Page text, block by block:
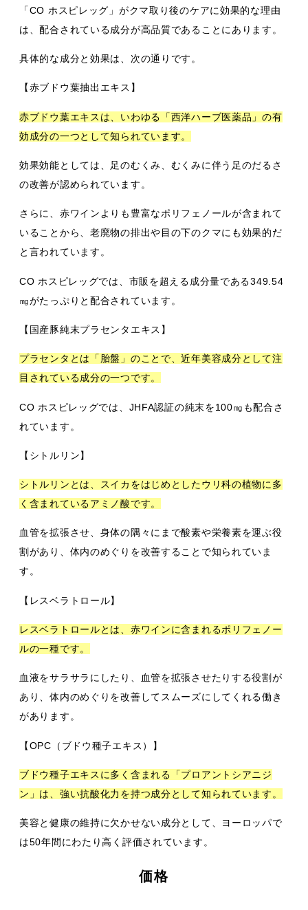
「CO ホスピレッグ」がクマ取り後のケアに効果的な理由
は、配合されている成分が高品質であることにあります。
具体的な成分と効果は、次の通りです。
【赤ブドウ葉抽出エキス】
赤ブドウ葉エキスは、いわゆる「西洋ハーブ医薬品」の有
効成分の一つとして知られています。
効果効能としては、足のむくみ、むくみに伴う足のだるさ
の改善が認められています。
さらに、赤ワインよりも豊富なポリフェノールが含まれて
いることから、老廃物の排出や目の下のクマにも効果的だ
と言われています。
CO ホスピレッグでは、市販を超える成分量である349.54
㎎がたっぷりと配合されています。
【国産豚純末プラセンタエキス】
プラセンタとは「胎盤」のことで、近年美容成分として注
目されている成分の一つです。
CO ホスピレッグでは、JHFA認証の純末を100㎎も配合さ
れています。
【シトルリン】
シトルリンとは、スイカをはじめとしたウリ科の植物に多
く含まれているアミノ酸です。
血管を拡張させ、身体の隅々にまで酸素や栄養素を運ぶ役
割があり、体内のめぐりを改善することで知られていま
す。
【レスベラトロール】
レスベラトロールとは、赤ワインに含まれるポリフェノー
ルの一種です。
血液をサラサラにしたり、血管を拡張させたりする役割が
あり、体内のめぐりを改善してスムーズにしてくれる働き
があります。
【OPC（ブドウ種子エキス）】
ブドウ種子エキスに多く含まれる「プロアントシアニジ
ン」は、強い抗酸化力を持つ成分として知られています。
美容と健康の維持に欠かせない成分として、ヨーロッパで
は50年間にわたり高く評価されています。
価格